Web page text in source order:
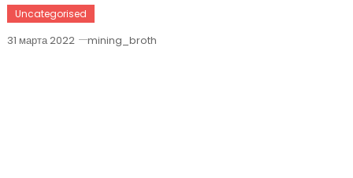
Uncategorised
31 марта 2022 mining_broth